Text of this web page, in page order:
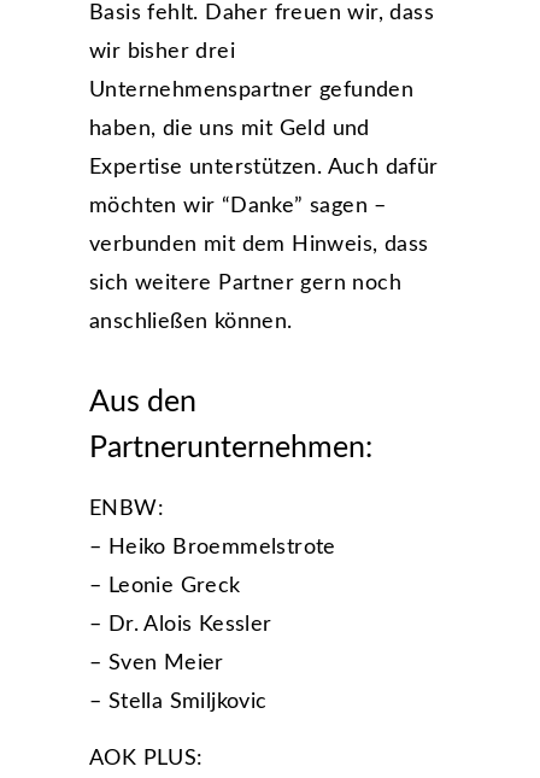
Basis fehlt. Daher freuen wir, dass
wir bisher drei
Unternehmenspartner gefunden
haben, die uns mit Geld und
Expertise unterstützen. Auch dafür
möchten wir “Danke” sagen –
verbunden mit dem Hinweis, dass
sich weitere Partner gern noch
anschließen können.
Aus den
Partnerunternehmen:
ENBW:
– Heiko Broemmelstrote
– Leonie Greck
– Dr. Alois Kessler
– Sven Meier
– Stella Smiljkovic
AOK PLUS: